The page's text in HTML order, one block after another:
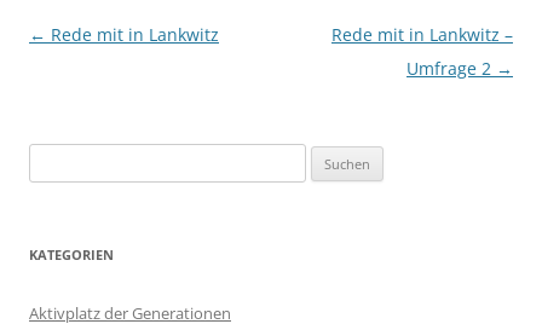
Beitragsnavigation
← Rede mit in Lankwitz
Rede mit in Lankwitz –
Umfrage 2 →
nach:
KATEGORIEN
Aktivplatz der Generationen